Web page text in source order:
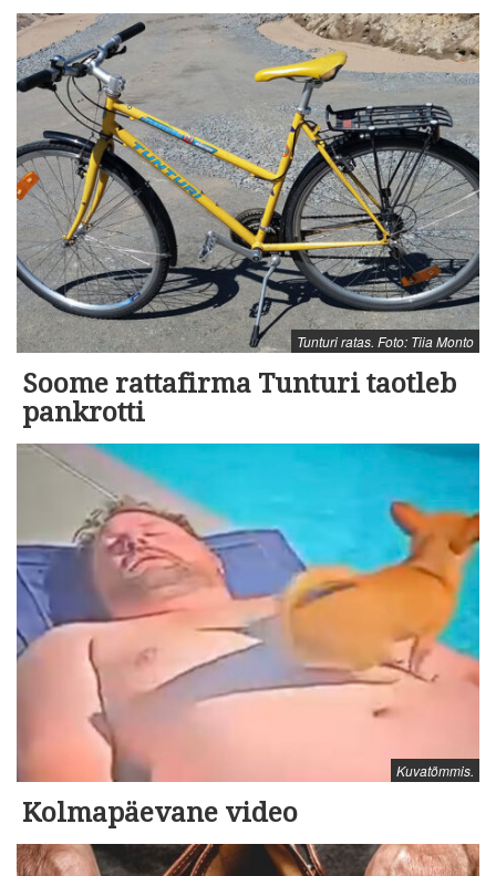
Tunturi ratas. Foto: Tiia Monto
Soome rattafirma Tunturi taotleb
pankrotti
Kuvatõmmis.
Kolmapäevane video